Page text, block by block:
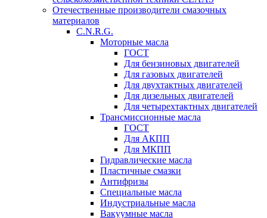
Отечественные производители смазочных
материалов
C.N.R.G.
Моторные масла
ГОСТ
Для бензиновых двигателей
Для газовых двигателей
Для двухтактных двигателей
Для дизельных двигателей
Для четырехтактных двигателей
Трансмиссионные масла
ГОСТ
Для АКПП
Для МКПП
Гидравлические масла
Пластичные смазки
Антифризы
Специальные масла
Индустриальные масла
Вакуумные масла